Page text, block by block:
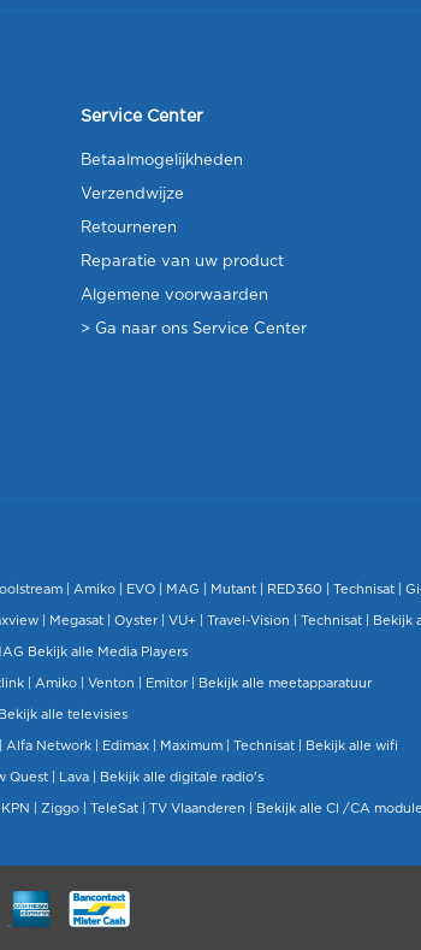
Service Center
Betaalmogelijkheden
Verzendwijze
Retourneren
Reparatie van uw product
Algemene voorwaarden
> Ga naar ons Service Center
| Amiko EVO MAG Mutant | RED360 | Technisat
Megasat | Oyster | VU+ Travel-Vision Technisat Bekijk
Bekijk alle Media Players
Amiko Venton Emitor Bekijk alle meetapparatuur
Bekijk alle televisies
Alfa Network Edimax | Maximum | Technisat Bekijk alle wifi
Quest Lava Bekijk alle digitale radio's
KPN Ziggo TeleSat TV Vlaanderen Bekijk alle CI /CA